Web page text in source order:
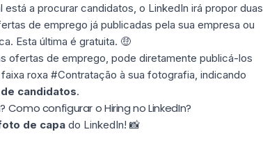
a procurar candidatos, o LinkedIn irá propor duas
de emprego já publicadas pela sua empresa ou
Esta última é gratuita. 🤑
ofertas de emprego, pode diretamente publicá-los
roxa #Contratação à sua fotografia, indicando
candidatos.
Como configurar o Hiring no LinkedIn?
de capado LinkedIn! 📸